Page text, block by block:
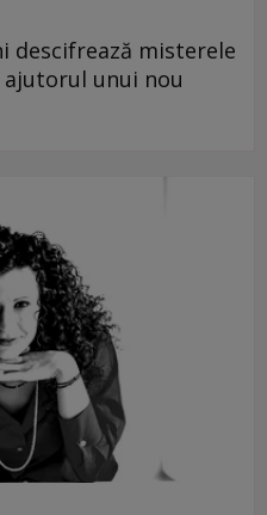
descifrează misterele
unui nou